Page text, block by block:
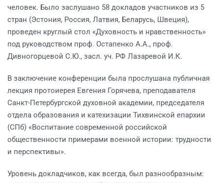
человек. Было заслушано 58 докладов участников из 5
стран (Эстония, Россия, Латвия, Беларусь, Швеция),
проведен круглый стол «Духовность и нравственность»
под руководством проф. Остапенко А.А., проф.
Дивногорцевой С.Ю., засл. уч. РФ Лазаревой И.К.
В заключение конференции была прослушана публичная
лекция протоиерея Евгения Горячева, преподавателя
Санкт-Петербургской духовной академии, председателя
отдела образования и катехизации Тихвинской епархии
(СПб) «Воспитание современной российской
общественности примерами военной истории: трудности
и перспективы».
Уровень докладчиков, как всегда, был разнообразным: